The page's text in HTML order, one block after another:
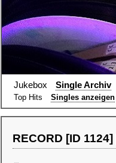
Jukebox Single Archiv
Top Hits Singles anzeigen
RECORD [ID